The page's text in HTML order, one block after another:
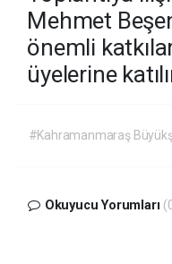
Mehmet
önemli
üyelerine
#Kahramanmaraş
Okuyucu Yorumları